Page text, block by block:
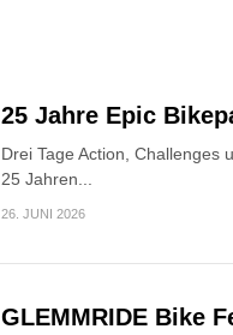
25 Jahre Epic
Drei Tage Action, Challenges
25 Jahren...
26. JUNI 2026
GLEMMRIDE Bike